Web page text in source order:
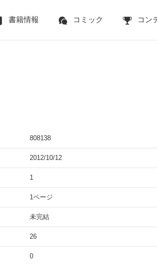
書籍情報 コミック コン
808138
2012/10/12
1
1ページ
未完結
26
0